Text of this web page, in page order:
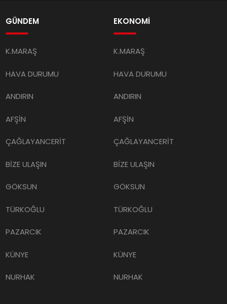
GÜNDEM
K.MARAŞ
HAVA DURUMU
ANDIRIN
AFŞİN
ÇAĞLAYANCERİT
BİZE ULAŞIN
GÖKSUN
TÜRKOĞLU
PAZARCIK
KÜNYE
NURHAK
EKONOMİ
K.MARAŞ
HAVA DURUMU
ANDIRIN
AFŞİN
ÇAĞLAYANCERİT
BİZE ULAŞIN
GÖKSUN
TÜRKOĞLU
PAZARCIK
KÜNYE
NURHAK